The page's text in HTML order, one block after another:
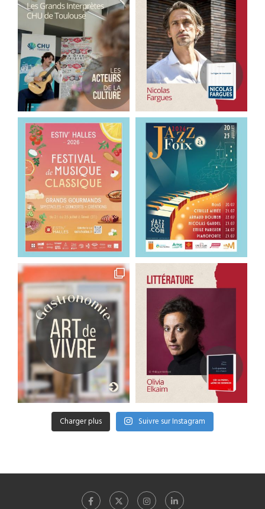
Charger plus Suivre sur Instagram